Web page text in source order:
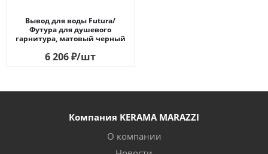
Вывод для воды Futura/
Футура для душевого
гарнитура, матовый черный
6 206₽/шт
Компания KERAMA MARAZZI
О компании